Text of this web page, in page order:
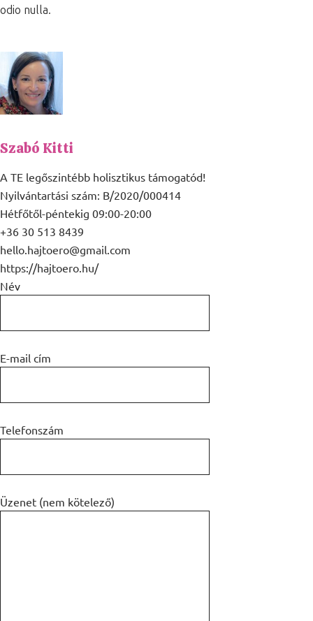
odio nulla.
Szabó Kitti
A TE legőszintébb holisztikus támogatód!
Nyilvántartási szám: B/2020/000414
Hétfőtől-péntekig 09:00-20:00
+36 30 513 8439
hello.hajtoero@gmail.com
https://hajtoero.hu/
Név
E-mail cím
Telefonszám
Üzenet (nem kötelező)